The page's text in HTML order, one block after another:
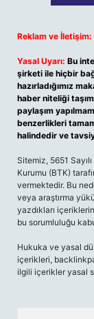
Reklam ve İletişim:
Yasal Uyarı: Bu
şirketi ile hiçbir
hazırladığımız
haber niteliği
paylaşım
benzerlikleri
halindedir ve
Sitemiz, 5651
Kurumu (BTK)
vermektedir. Bu
veya araştırma
yazdıkları
bu sorumluluğu
Hukuka ve yasal
içerikleri,
ilgili içerikler yasal